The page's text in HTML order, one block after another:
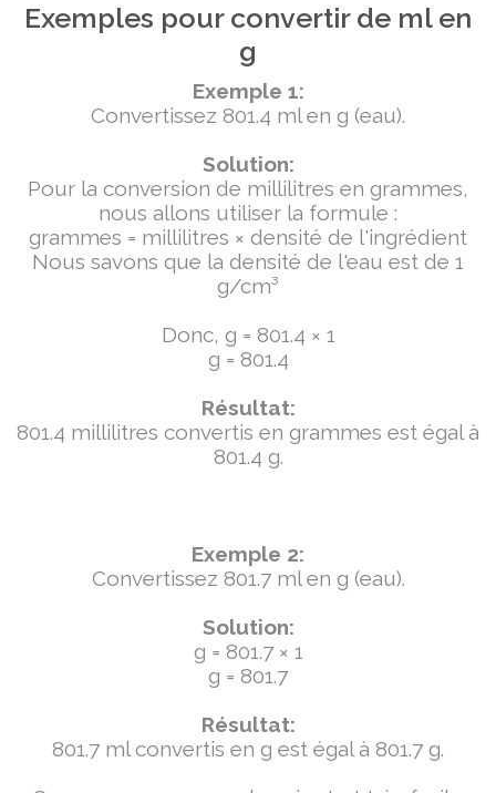
Exemples pour convertir de ml en
g
Exemple 1:
Convertissez 801.4 ml en g (eau).
Solution:
Pour la conversion de millilitres en grammes,
nous allons utiliser la formule :
grammes = millilitres × densité de l'ingrédient
Nous savons que la densité de l'eau est de 1
g/cm³
Donc, g = 801.4 × 1
g = 801.4
Résultat:
801.4 millilitres convertis en grammes est égal à
801.4 g.
Exemple 2:
Convertissez 801.7 ml en g (eau).
Solution:
g = 801.7 × 1
g = 801.7
Résultat:
801.7 ml convertis en g est égal à 801.7 g.